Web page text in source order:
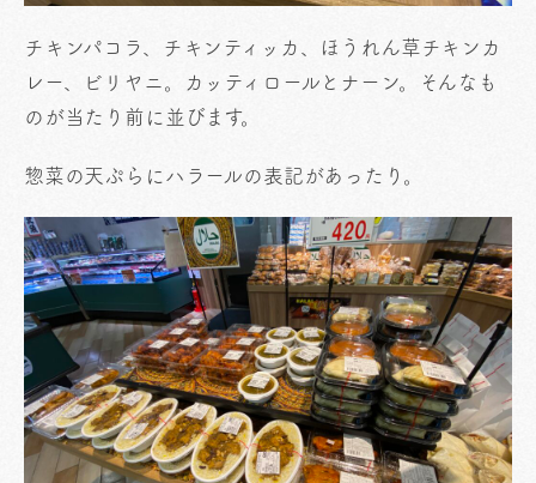
チキンパコラ、チキンティッカ、ほうれん草チキンカ
レー、ビリヤニ。カッティロールとナーン。そんなも
のが当たり前に並びます。
惣菜の天ぷらにハラールの表記があったり。